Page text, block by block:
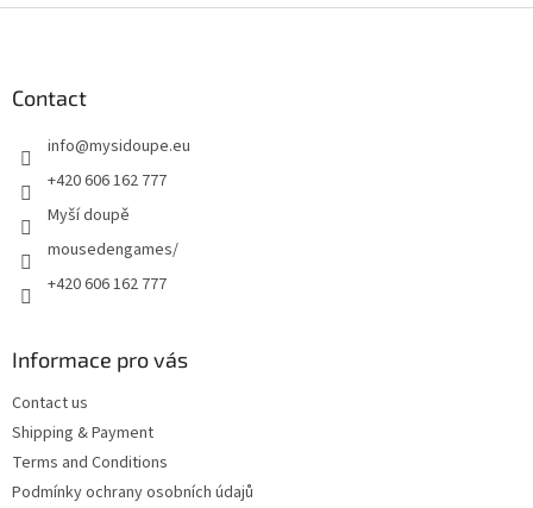
Contact
info@mysidoupe.eu
+420 606 162 777
Myší doupě
mousedengames/
+420 606 162 777
Informace pro vás
Contact us
Shipping & Payment
Terms and Conditions
Podmínky ochrany osobních údajů